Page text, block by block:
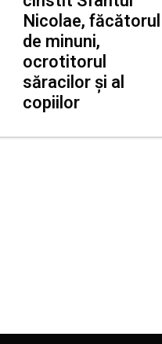
Nicolae, făcătorul
de minuni,
ocrotitorul
săracilor și al
copiilor